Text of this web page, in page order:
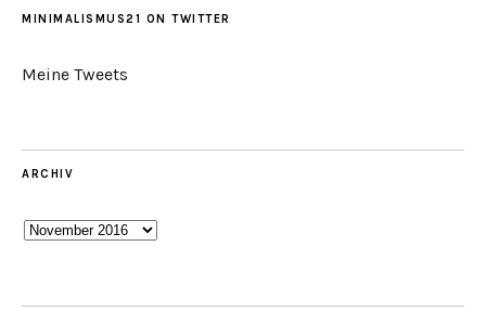
MINIMALISMUS21 ON TWITTER
Meine Tweets
ARCHIV
Archiv